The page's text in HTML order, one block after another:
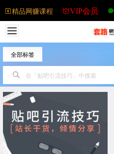
精品网赚课程 VIP会员
全部标签